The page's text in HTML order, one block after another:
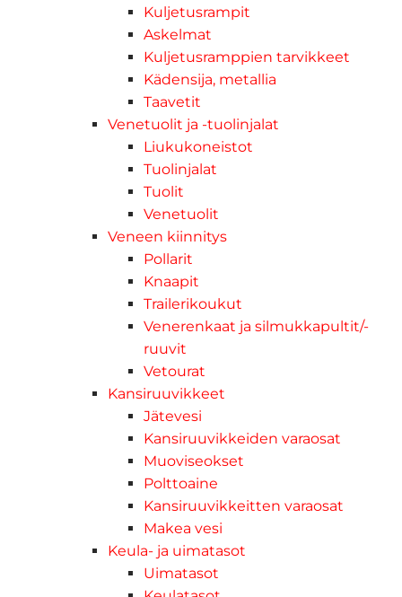
Kuljetusrampit
Askelmat
Kuljetusramppien tarvikkeet
Kädensija, metallia
Taavetit
Venetuolit ja -tuolinjalat
Liukukoneistot
Tuolinjalat
Tuolit
Venetuolit
Veneen kiinnitys
Pollarit
Knaapit
Trailerikoukut
Venerenkaat ja silmukkapultit/-
ruuvit
Vetourat
Kansiruuvikkeet
Jätevesi
Kansiruuvikkeiden varaosat
Muoviseokset
Polttoaine
Kansiruuvikkeitten varaosat
Makea vesi
Keula- ja uimatasot
Uimatasot